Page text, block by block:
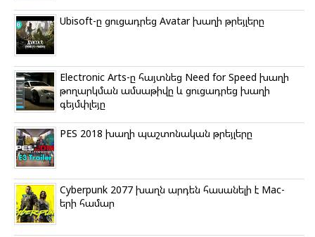
i
k
i
Ubisoft-ը ցուցադրեց Avatar խաղի թրեյլերը
Electronic Arts-ը հայտնեց Need for Speed խաղի
թողարկման ամսաթիվը և ցուցադրեց խաղի
գեյմփլեյը
PES 2018 խաղի պաշտոնական թրեյլերը
Cyberpunk 2077 խաղն արդեն հասանելի է Mac-
երի համար